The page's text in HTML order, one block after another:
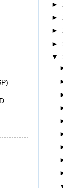
►
►
►
►
▼